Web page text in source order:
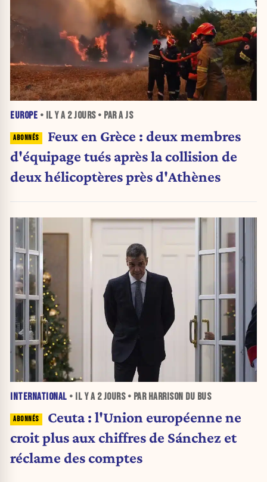
EUROPE • IL Y A 2 JOURS• PAR A JS
Feux en Grèce : deux membres
d'équipage tués après la collision de
deux hélicoptères près d'Athènes
INTERNATIONAL • IL Y A 2 JOURS• PAR HARRISON DU BUS
Ceuta : l'Union européenne ne
croit plus aux chiffres de Sánchez et
réclame des comptes